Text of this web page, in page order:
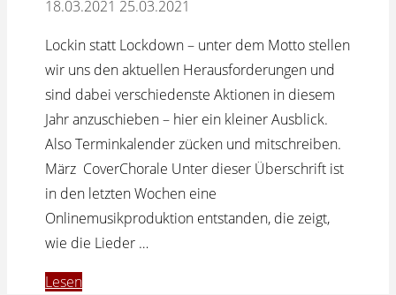
18.03.2021 25.03.2021
Lockin statt Lockdown – unter dem Motto stellen
wir uns den aktuellen Herausforderungen und
sind dabei verschiedenste Aktionen in diesem
Jahr anzuschieben – hier ein kleiner Ausblick.
Also Terminkalender zücken und mitschreiben.
März CoverChorale Unter dieser Überschrift ist
in den letzten Wochen eine
Onlinemusikproduktion entstanden, die zeigt,
wie die Lieder …
Lesen"Highlights